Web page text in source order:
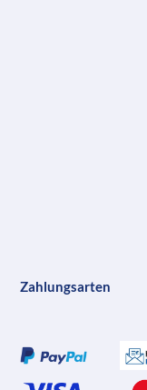
Zahlungsarten